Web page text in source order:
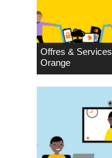
Offres & Services
Orange